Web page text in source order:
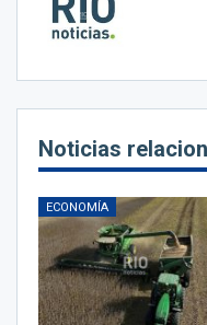
Noticias
ECONOMÍA